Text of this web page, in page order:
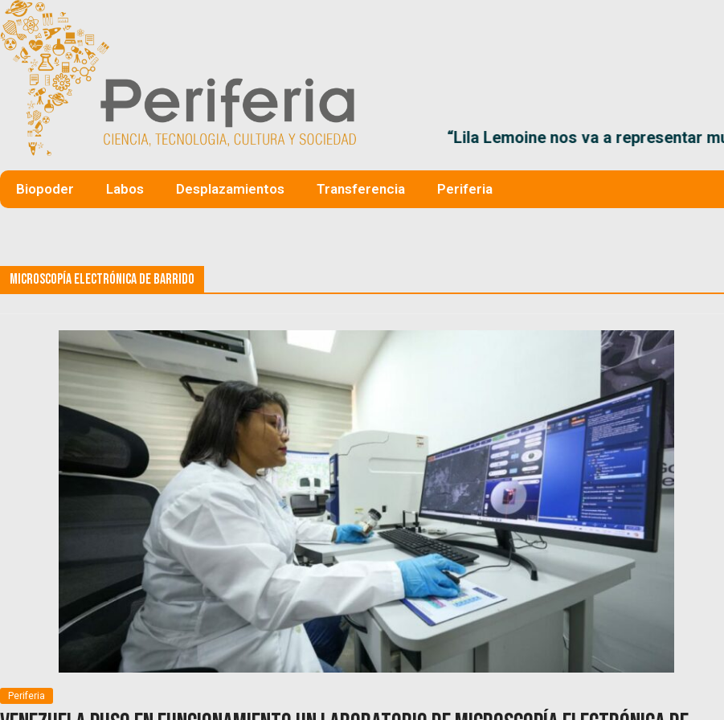
“Lila Lemoine nos va a representar muy bien
Biopoder Labos Desplazamientos Transferencia Periferia
Microscopía Electrónica de Barrido
Periferia